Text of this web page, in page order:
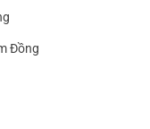
Đồng